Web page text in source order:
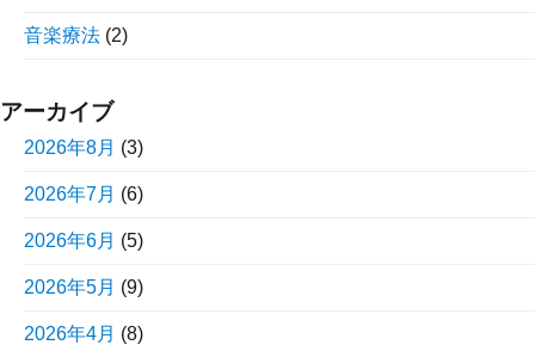
音楽療法 (2)
アーカイブ
2026年8月 (3)
2026年7月 (6)
2026年6月 (5)
2026年5月 (9)
2026年4月 (8)